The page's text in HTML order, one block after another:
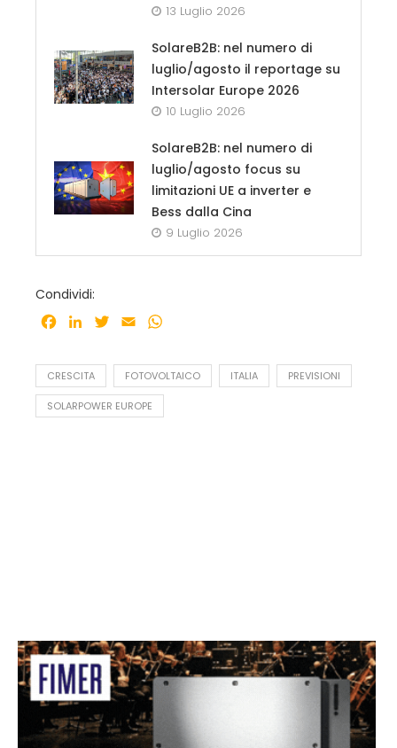
13 Luglio 2026
SolareB2B: nel numero di
luglio/agosto il reportage su
Intersolar Europe 2026
10 Luglio 2026
SolareB2B: nel numero di
luglio/agosto focus su
limitazioni UE a inverter e
Bess dalla Cina
9 Luglio 2026
Condividi:
Facebook
LinkedInTwitter
Email
CRESCITA FOTOVOLTAICO ITALIA PREVISIONI
SOLARPOWER EUROPE